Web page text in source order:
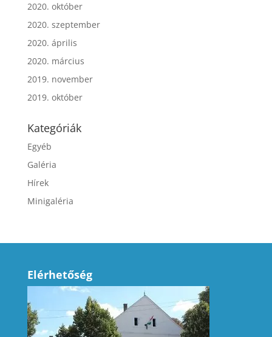
2020. október
2020. szeptember
2020. április
2020. március
2019. november
2019. október
Kategóriák
Egyéb
Galéria
Hírek
Minigaléria
Elérhetőség